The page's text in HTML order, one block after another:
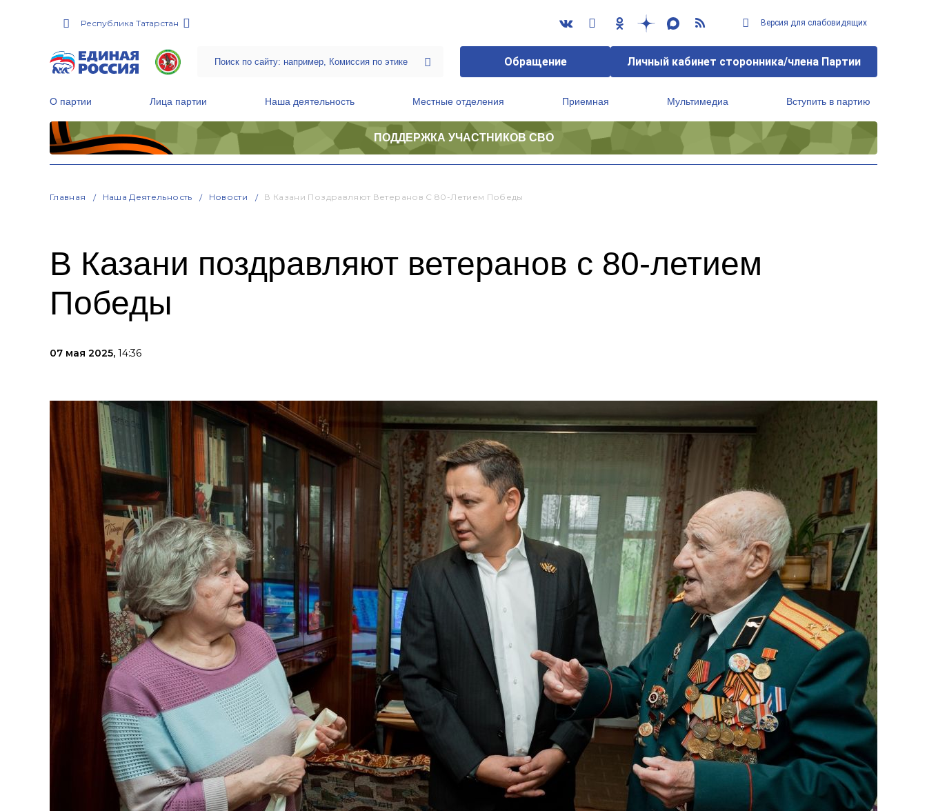
Республика Татарстан Версия для слабовидящих
Обращение Личный кабинет сторонника/члена Партии
О партии Лица партии Наша деятельность Местные отделения Приемная Мультимедиа Вступить в партию
ПОДДЕРЖКА УЧАСТНИКОВ СВО
Главная Наша Деятельность Новости В Казани Поздравляют Ветеранов С 80-Летием Победы
В Казани поздравляют ветеранов с 80-летием
Победы
07 мая 2025, 14:36